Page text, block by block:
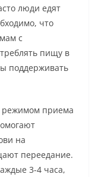
люди едят
что
с
пищу в
поддерживать
режимом приема
на
переедание.
3-4 часа,